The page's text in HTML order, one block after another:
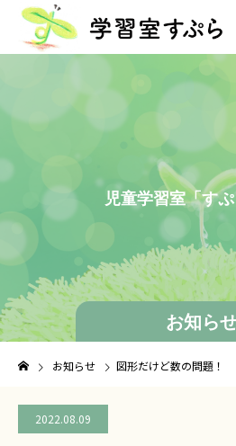
お知ら
童学習室「すぷら
お知らせ 図形だけど数の問題！
2022.08.09